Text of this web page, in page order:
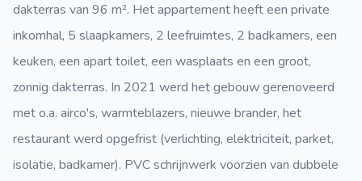
dakterras van 96 m². Het appartement heeft een private
inkomhal, 5 slaapkamers, 2 leefruimtes, 2 badkamers, een
keuken, een apart toilet, een wasplaats en een groot,
zonnig dakterras. In 2021 werd het gebouw gerenoveerd
met o.a. airco's, warmteblazers, nieuwe brander, het
restaurant werd opgefrist (verlichting, elektriciteit, parket,
isolatie, badkamer). PVC schrijnwerk voorzien van dubbele